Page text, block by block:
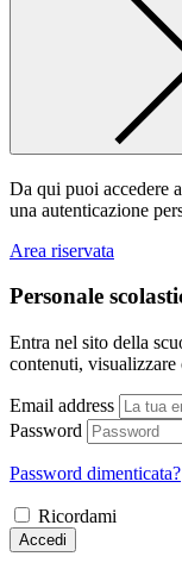
Da qui puoi accedere
una autenticazione
Area riservata
Personale
Entra nel sito della
contenuti,
Email address
Password
Password dimenticata?
Ricordami
Accedi